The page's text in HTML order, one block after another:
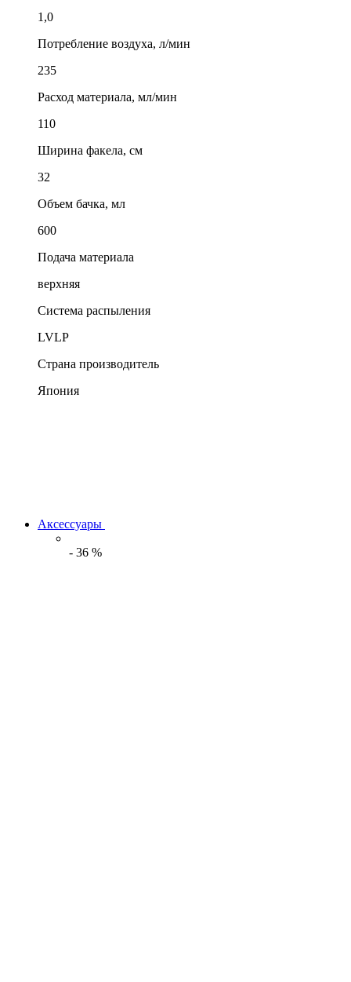
1,0
Потребление воздуха, л/мин
235
Расход материала, мл/мин
110
Ширина факела, см
32
Объем бачка, мл
600
Подача материала
верхняя
Система распыления
LVLP
Страна производитель
Япония
Аксессуары
- 36 %